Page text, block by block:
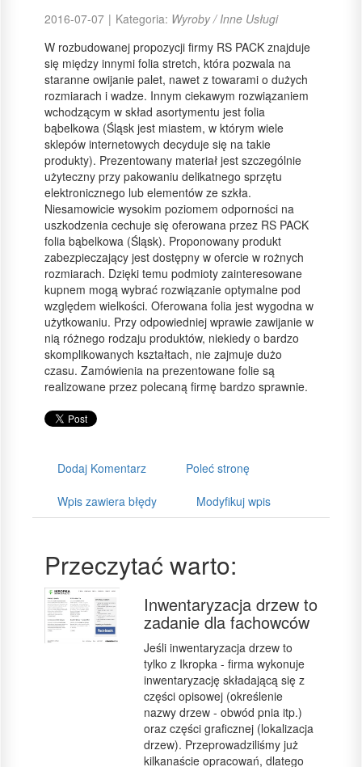
2016-07-07 | Kategoria: Wyroby / Inne Usługi
W rozbudowanej propozycji firmy RS PACK znajduje
się między innymi folia stretch, która pozwala na
staranne owijanie palet, nawet z towarami o dużych
rozmiarach i wadze. Innym ciekawym rozwiązaniem
wchodzącym w skład asortymentu jest folia
bąbelkowa (Śląsk jest miastem, w którym wiele
sklepów internetowych decyduje się na takie
produkty). Prezentowany materiał jest szczególnie
użyteczny przy pakowaniu delikatnego sprzętu
elektronicznego lub elementów ze szkła.
Niesamowicie wysokim poziomem odporności na
uszkodzenia cechuje się oferowana przez RS PACK
folia bąbelkowa (Śląsk). Proponowany produkt
zabezpieczający jest dostępny w ofercie w rożnych
rozmiarach. Dzięki temu podmioty zainteresowane
kupnem mogą wybrać rozwiązanie optymalne pod
względem wielkości. Oferowana folia jest wygodna w
użytkowaniu. Przy odpowiedniej wprawie zawijanie w
nią różnego rodzaju produktów, niekiedy o bardzo
skomplikowanych kształtach, nie zajmuje dużo
czasu. Zamówienia na prezentowane folie są
realizowane przez polecaną firmę bardzo sprawnie.
Dodaj Komentarz Poleć stronę
Wpis zawiera błędy Modyfikuj wpis
Przeczytać warto:
Inwentaryzacja drzew to
zadanie dla fachowców
Jeśli inwentaryzacja drzew to
tylko z Ikropka - firma wykonuje
inwentaryzację składającą się z
części opisowej (określenie
nazwy drzew - obwód pnia itp.)
oraz części graficznej (lokalizacja
drzew). Przeprowadziliśmy już
kilkanaście opracowań, dlatego